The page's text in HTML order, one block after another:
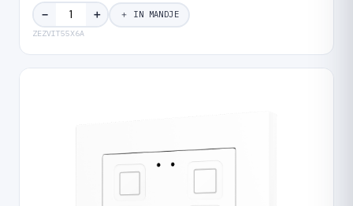
− ＋ ＋ IN MANDJE
ZEZVIT55X6A